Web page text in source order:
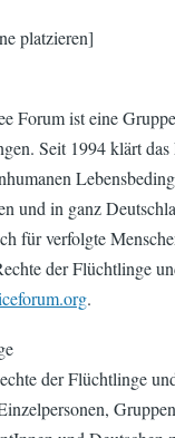
platzieren]
Forum ist eine
Seit 1994 klärt
und in ganz
für verfolgte
der Flüchtlinge
.
der Flüchtlinge